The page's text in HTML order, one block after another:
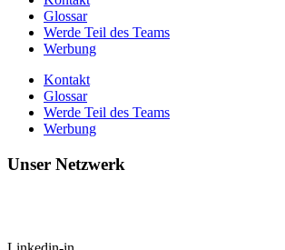
Glossar
Werde Teil des Teams
Werbung
Kontakt
Glossar
Werde Teil des Teams
Werbung
Unser Netzwerk